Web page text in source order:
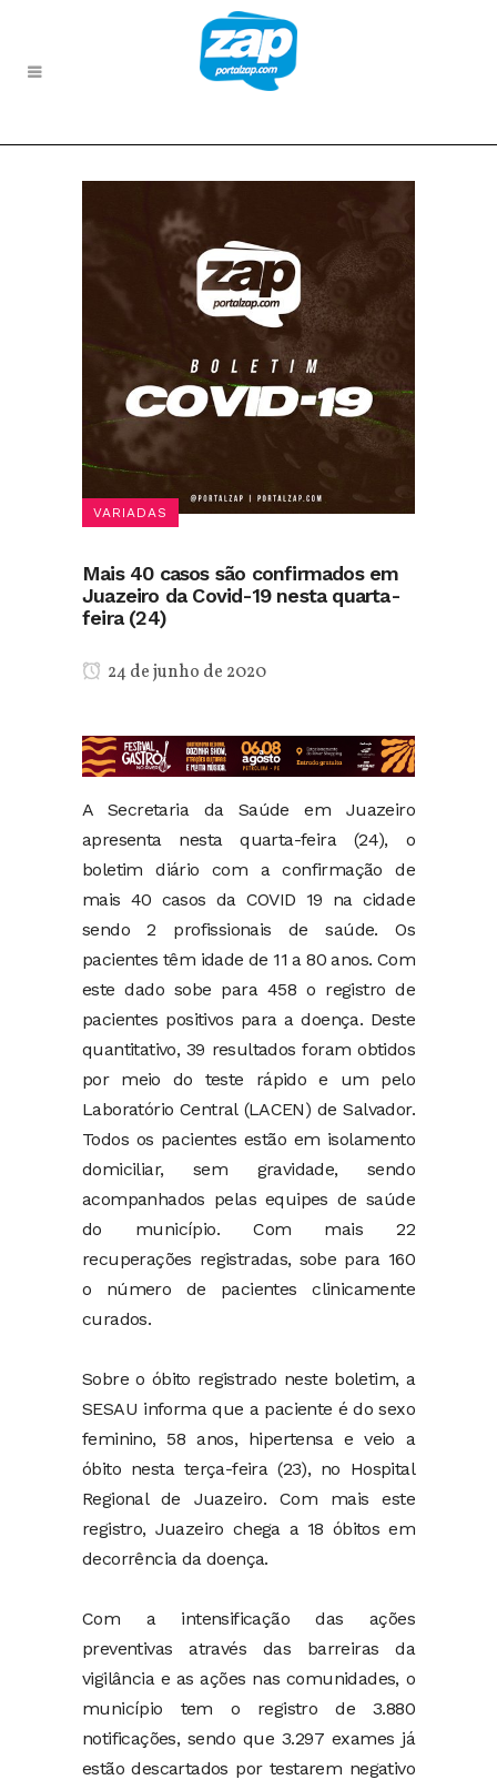
VARIADAS
Mais 40 casos são confirmados em
Juazeiro da Covid-19 nesta quarta-
feira (24)
24 de junho de 2020
A Secretaria da Saúde em Juazeiro
apresenta nesta quarta-feira (24), o
boletim diário com a confirmação de
mais 40 casos da COVID 19 na cidade
sendo 2 profissionais de saúde. Os
pacientes têm idade de 11 a 80 anos. Com
este dado sobe para 458 o registro de
pacientes positivos para a doença. Deste
quantitativo, 39 resultados foram obtidos
por meio do teste rápido e um pelo
Laboratório Central (LACEN) de Salvador.
Todos os pacientes estão em isolamento
domiciliar, sem gravidade, sendo
acompanhados pelas equipes de saúde
do município. Com mais 22
recuperações registradas, sobe para 160
o número de pacientes clinicamente
curados.
Sobre o óbito registrado neste boletim, a
SESAU informa que a paciente é do sexo
feminino, 58 anos, hipertensa e veio a
óbito nesta terça-feira (23), no Hospital
Regional de Juazeiro. Com mais este
registro, Juazeiro chega a 18 óbitos em
decorrência da doença.
Com a intensificação das ações
preventivas através das barreiras da
vigilância e as ações nas comunidades, o
município tem o registro de 3.880
notificações, sendo que 3.297 exames já
estão descartados por testarem negativo